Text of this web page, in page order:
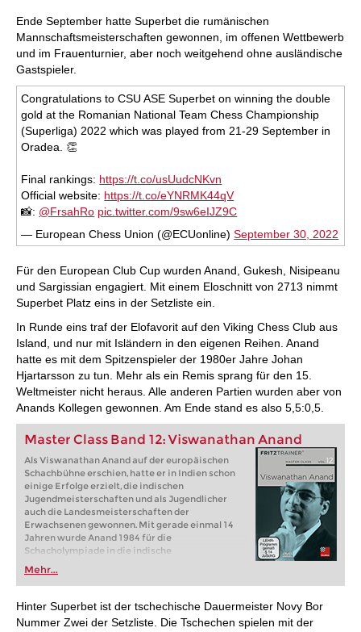
Ende September hatte Superbet die rumänischen
Mannschaftsmeisterschaften gewonnen, im offenen Wettbewerb
und im Frauenturnier, aber noch weitgehend ohne ausländische
Gastspieler.
Congratulations to CSU ASE Superbet on winning the double
gold at the Romanian National Team Chess Championship
(Superliga) 2022 which was played from 21-29 September in
Oradea. 👏
Final rankings: https://t.co/usUudcNKvn
Official website: https://t.co/eYNRMK44qV
📸: @FrsahRo pic.twitter.com/9sw6eIJZ9C
— European Chess Union (@ECUonline)September 30, 2022
Für den European Club Cup wurden Anand, Gukesh, Nisipeanu
und Sargissian engagiert. Mit einem Eloschnitt von 2713 nimmt
Superbet Platz eins in der Setzliste ein.
In Runde eins traf der Elofavorit auf den Viking Chess Club aus
Island, und nur mit Isländern in den eigenen Reihen. Anand
hatte es mit dem Spitzenspieler der 1980er Jahre Johan
Hjartarsson zu tun. Mehr als ein Remis sprang für den 15.
Weltmeister nicht heraus. Alle anderen Partien wurden aber von
Anands Kollegen gewonnen. Am Ende stand es also 5,5:0,5.
Master Class Band 12: Viswanathan Anand
Als Viswanathan Anand auf der europäischen
Schachbühne erschien, hatte er in Indien schon
einige Erfolge erzielt, die indischen
Jugendmeisterschaften und als Jugendlicher
auch die Landesmeisterschaften der
Erwachsenen gewonnen. Mit gerade einmal 14
Jahren wurde Anand 1984 für die
Schacholympiade in die indische
Juniorenweltmeister, 1988 verlieh die die FIDE
dem 19-jährigen den Titel eines Großmeisters.
Mehr...
Hinter Superbet ist der tschechische Dauermeister Novy Bor
Nummer Zwei der Setzliste. Die Tschechen spielen mit der